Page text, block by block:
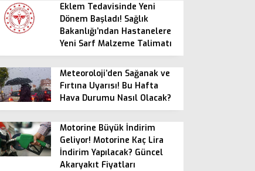
Eklem Tedavisinde Yeni
Dönem Başladı! Sağlık
Bakanlığı’ndan Hastanelere
Yeni Sarf Malzeme Talimatı
Meteoroloji’den Sağanak ve
Fırtına Uyarısı! Bu Hafta
Hava Durumu Nasıl Olacak?
Motorine Büyük İndirim
Geliyor! Motorine Kaç Lira
İndirim Yapılacak? Güncel
Akaryakıt Fiyatları